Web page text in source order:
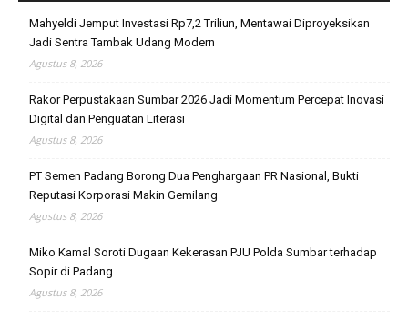
Mahyeldi Jemput Investasi Rp7,2 Triliun, Mentawai Diproyeksikan
Jadi Sentra Tambak Udang Modern
Agustus 8, 2026
Rakor Perpustakaan Sumbar 2026 Jadi Momentum Percepat Inovasi
Digital dan Penguatan Literasi
Agustus 8, 2026
PT Semen Padang Borong Dua Penghargaan PR Nasional, Bukti
Reputasi Korporasi Makin Gemilang
Agustus 8, 2026
Miko Kamal Soroti Dugaan Kekerasan PJU Polda Sumbar terhadap
Sopir di Padang
Agustus 8, 2026